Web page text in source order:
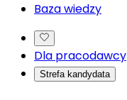
Baza wiedzy
Dla pracodawcy
Strefa kandydata